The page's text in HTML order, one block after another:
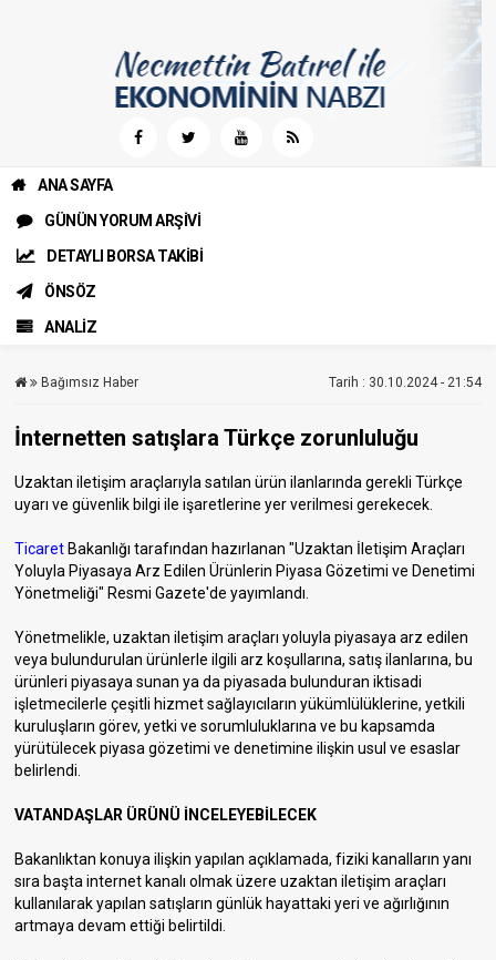
ANA SAYFA
GÜNÜN YORUM ARŞİVİ
DETAYLI BORSA TAKİBİ
ÖNSÖZ
ANALİZ
Bağımsız Haber Tarih : 30.10.2024 - 21:54
İnternetten satışlara Türkçe zorunluluğu
Uzaktan iletişim araçlarıyla satılan ürün ilanlarında gerekli Türkçe
uyarı ve güvenlik bilgi ile işaretlerine yer verilmesi gerekecek.
Ticaret Bakanlığı tarafından hazırlanan "Uzaktan İletişim Araçları
Yoluyla Piyasaya Arz Edilen Ürünlerin Piyasa Gözetimi ve Denetimi
Yönetmeliği" Resmi Gazete'de yayımlandı.
Yönetmelikle, uzaktan iletişim araçları yoluyla piyasaya arz edilen
veya bulundurulan ürünlerle ilgili arz koşullarına, satış ilanlarına, bu
ürünleri piyasaya sunan ya da piyasada bulunduran iktisadi
işletmecilerle çeşitli hizmet sağlayıcıların yükümlülüklerine, yetkili
kuruluşların görev, yetki ve sorumluluklarına ve bu kapsamda
yürütülecek piyasa gözetimi ve denetimine ilişkin usul ve esaslar
belirlendi.
VATANDAŞLAR ÜRÜNÜ İNCELEYEBİLECEK
Bakanlıktan konuya ilişkin yapılan açıklamada, fiziki kanalların yanı
sıra başta internet kanalı olmak üzere uzaktan iletişim araçları
kullanılarak yapılan satışların günlük hayattaki yeri ve ağırlığının
artmaya devam ettiği belirtildi.